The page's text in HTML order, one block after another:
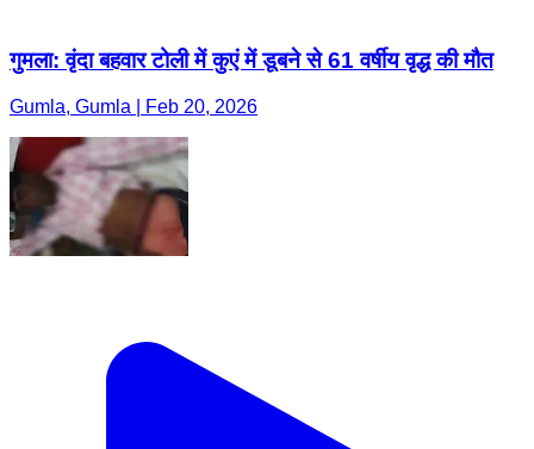
गुमला: वृंदा बहवार टोली में कुएं में डूबने से 61 वर्षीय वृद्ध की मौत
Gumla, Gumla | Feb 20, 2026